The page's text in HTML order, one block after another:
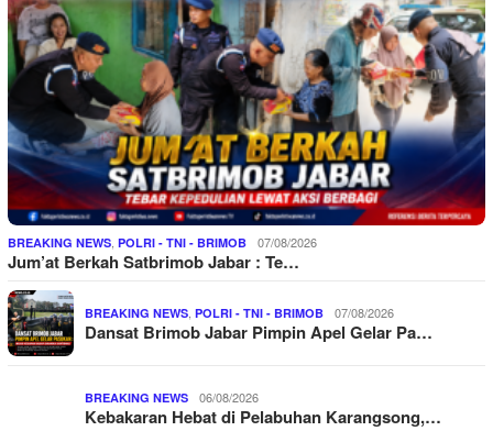
BREAKING NEWS, POLRI - TNI - BRIMOB 07/08/2026
Jum’at Berkah Satbrimob Jabar : Te…
BREAKING NEWS, POLRI - TNI - BRIMOB 07/08/2026
Dansat Brimob Jabar Pimpin Apel Gelar Pa…
BREAKING NEWS 06/08/2026
Kebakaran Hebat di Pelabuhan Karangsong,…